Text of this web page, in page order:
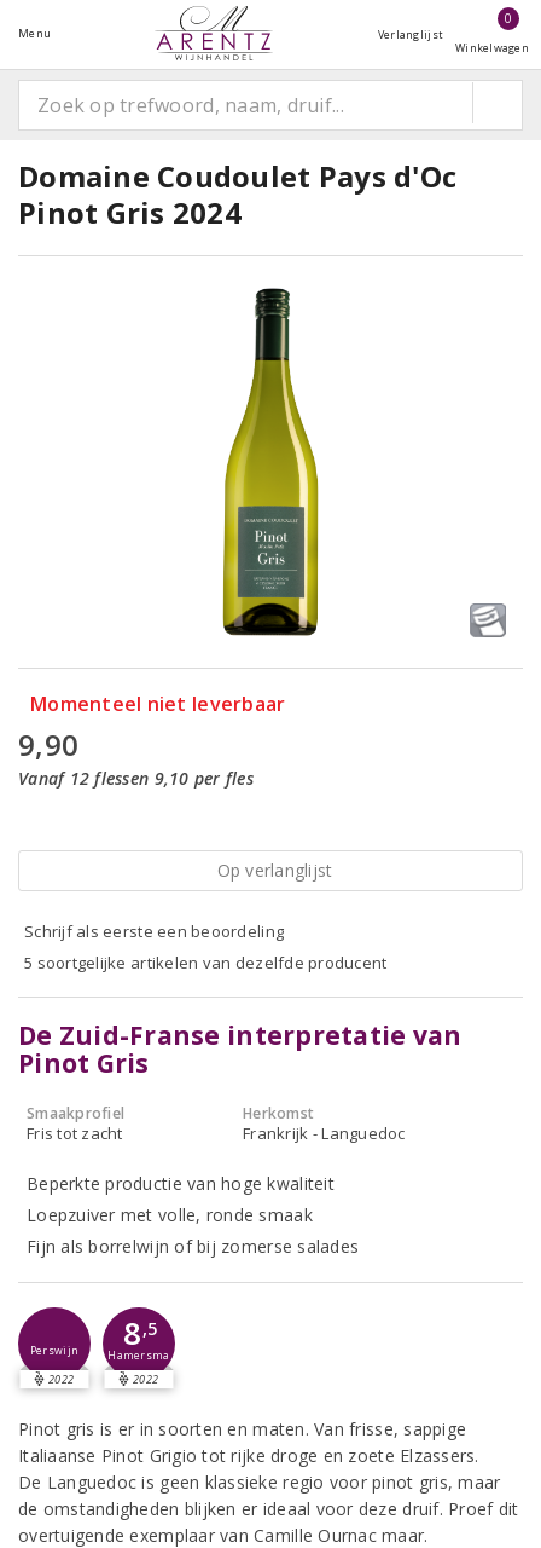
Menu Verlanglijst
0
Winkelwagen
Domaine Coudoulet Pays d'Oc
Pinot Gris 2024
Momenteel niet leverbaar
9,90
Vanaf 12 flessen 9,10 per fles
Op verlanglijst
Schrijf als eerste een beoordeling
5 soortgelijke artikelen van dezelfde producent
De Zuid-Franse interpretatie van
Pinot Gris
Smaakprofiel
Fris tot zacht
Herkomst
Frankrijk - Languedoc
Beperkte productie van hoge kwaliteit
Loepzuiver met volle, ronde smaak
Fijn als borrelwijn of bij zomerse salades
Perswijn
2022
8,5
Hamersma
2022
Pinot gris is er in soorten en maten. Van frisse, sappige
Italiaanse Pinot Grigio tot rijke droge en zoete Elzassers.
De Languedoc is geen klassieke regio voor pinot gris, maar
de omstandigheden blijken er ideaal voor deze druif. Proef dit
overtuigende exemplaar van Camille Ournac maar.